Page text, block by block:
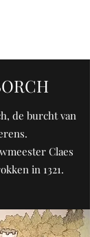
de burcht van
Claes
in 1321.